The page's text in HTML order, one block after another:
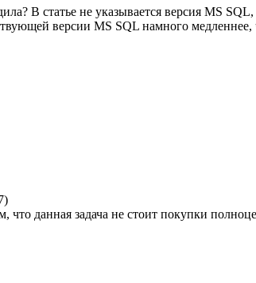
В статье не указывается версия MS
версии MS SQL намного медленнее,
данная задача не стоит покупки